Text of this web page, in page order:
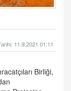
11.9.2021 01:11
Birliği,